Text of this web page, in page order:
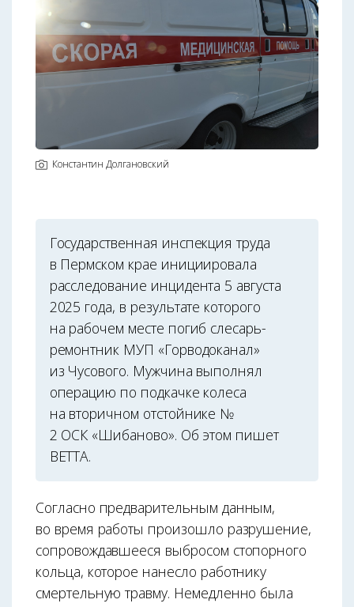
Константин Долгановский
Государственная инспекция труда
в Пермском крае инициировала
расследование инцидента 5 августа
2025 года, в результате которого
на рабочем месте погиб слесарь-
ремонтник МУП «Горводоканал»
из Чусового. Мужчина выполнял
операцию по подкачке колеса
на вторичном отстойнике №
2 ОСК «Шибаново». Об этом пишет
ВЕТТА.
Согласно предварительным данным,
во время работы произошло разрушение,
сопровождавшееся выбросом стопорного
кольца, которое нанесло работнику
смертельную травму. Немедленно была